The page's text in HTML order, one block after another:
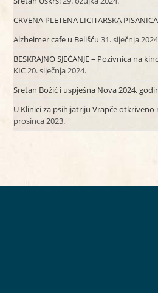
CRVENA PLETENA LICITARSKA PISANICA
Alzheimer cafe u Belišću 31. siječnja
BESKRAJNO SJEĆANJE – Pozivnica na
KIC20. siječnja 2024.
Sretan Božić i uspješna Nova 2024.
U Klinici za psihijatriju Vrapče
prosinca 2023.